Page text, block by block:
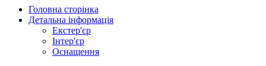
Головна сторінка
Детальна інформація
Екстер'єр
Інтер'єр
Оснащення